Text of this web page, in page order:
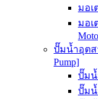
มอเ
มอเ
ปั๊มน้ำอุตส
Pump]
ปั๊มน้
ปั๊มน้